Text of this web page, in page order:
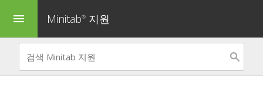
menu Minitab® 지원